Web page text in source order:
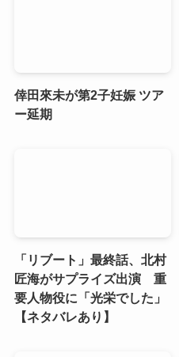
倖田來未が第2子妊娠 ツア
ー延期
「リブート」最終話、北村
匠海がサプライズ出演 重
要人物役に「光栄でした」
【ネタバレあり】